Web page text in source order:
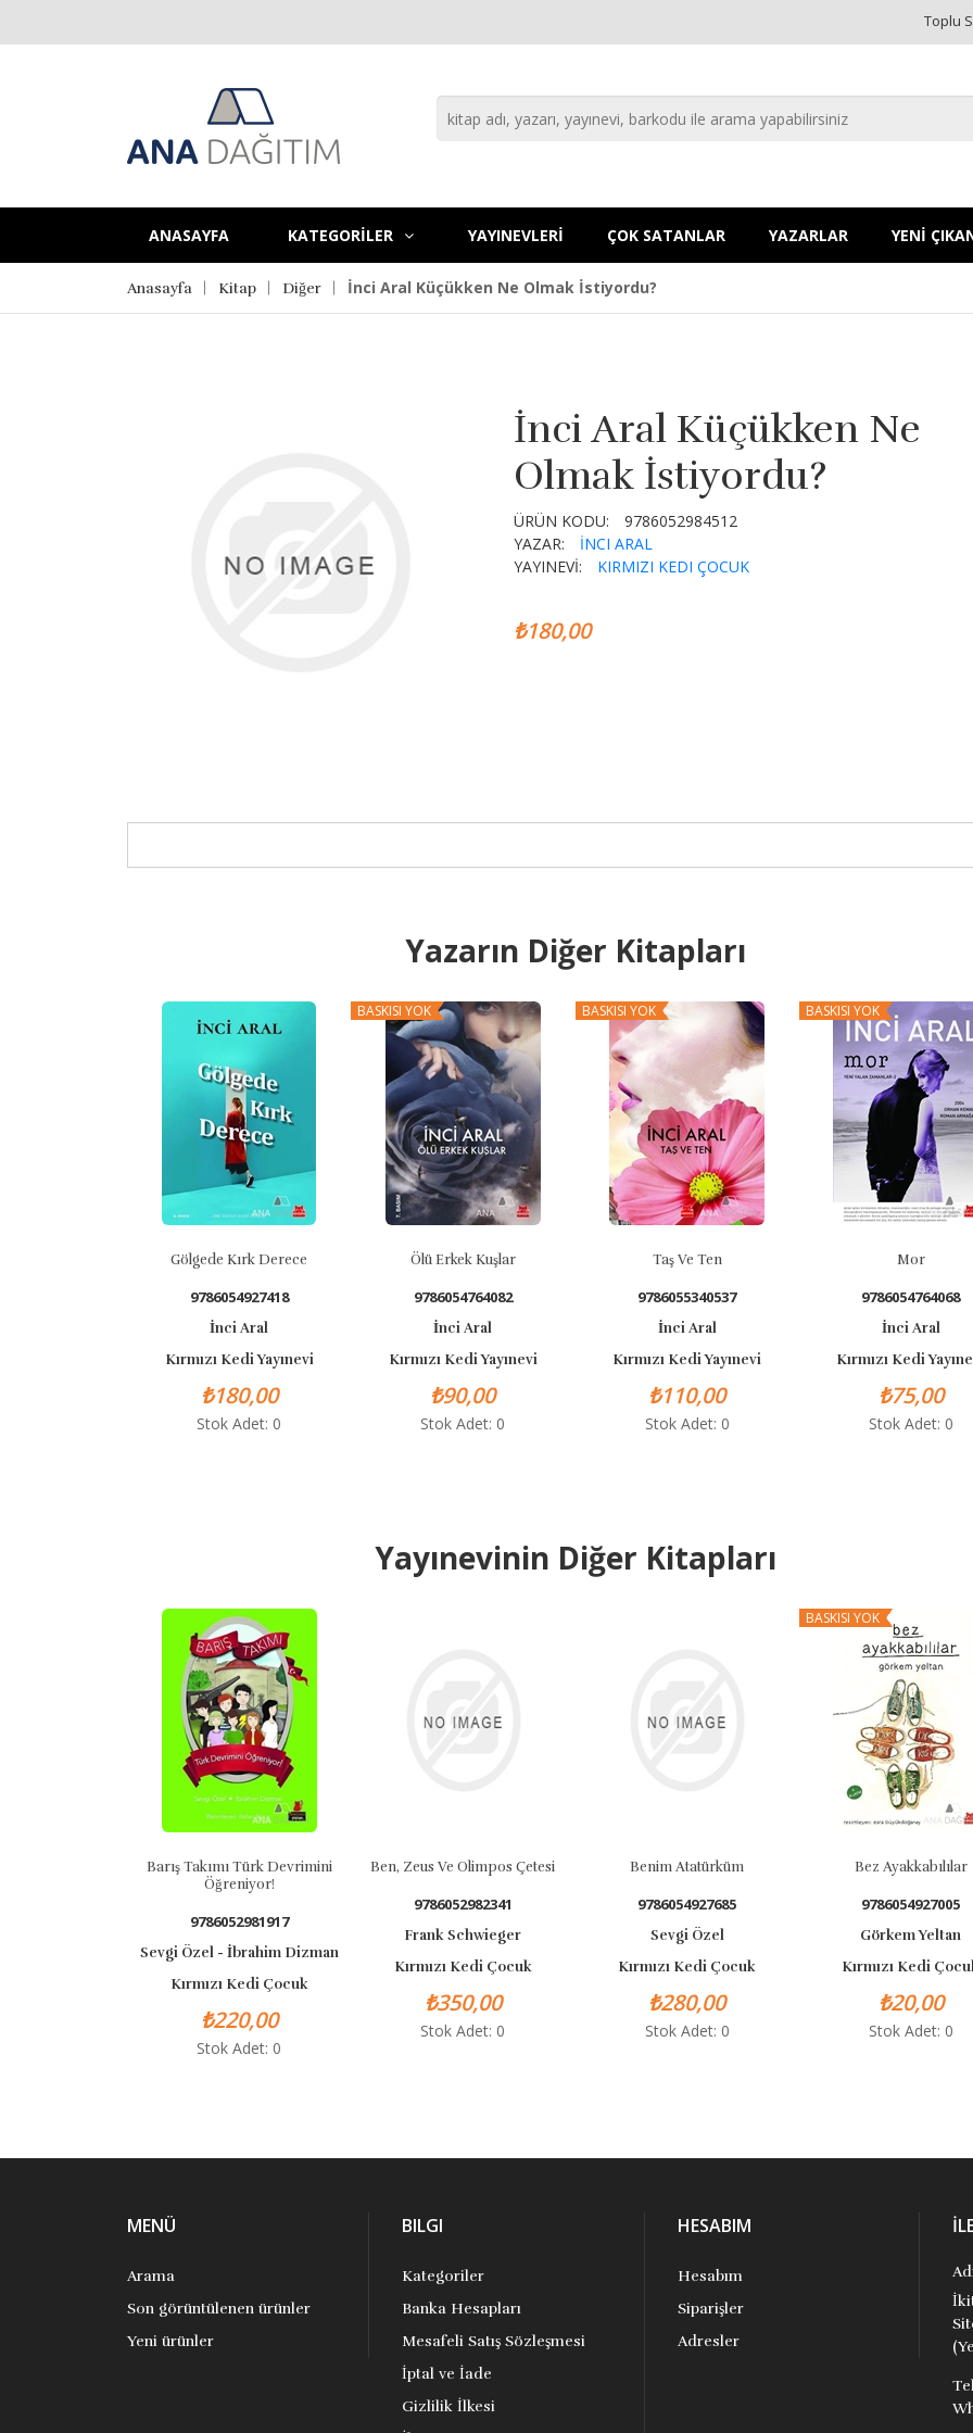
Toplu
ANASAYFA KATEGORİLER YAYINEVLERİ ÇOK SATANLAR YAZARLAR YENİ
Anasayfa Kitap Diğer İnci Aral Küçükken Ne Olmak İstiyordu?
İnci Aral Küçükken Ne
Olmak İstiyordu?
ÜRÜN KODU:
9786052984512
YAZAR:
İNCI ARAL
YAYINEVİ:
KIRMIZI KEDI ÇOCUK
₺180,00
Yazarın Diğer Kitapları
Gölgede Kırk Derece
9786054927418
İnci Aral
Kırmızı Kedi Yayınevi
₺180,00
Stok Adet: 0
BASKISI YOK
Ölü Erkek Kuşlar
9786054764082
İnci Aral
Kırmızı Kedi Yayınevi
₺90,00
Stok Adet: 0
BASKISI YOK
Taş Ve Ten
9786055340537
İnci Aral
Kırmızı Kedi Yayınevi
₺110,00
Stok Adet: 0
BASKISI YOK
9786054764068
İnci Aral
Kırmızı Kedi Yayınevi
₺75,00
Stok Adet: 0
Yayınevinin Diğer Kitapları
Barış Takımı Türk Devrimini
Öğreniyor!
9786052981917
Sevgi Özel - İbrahim Dizman
Kırmızı Kedi Çocuk
₺220,00
Stok Adet: 0
Ben, Zeus Ve Olimpos Çetesi
9786052982341
Frank Schwieger
Kırmızı Kedi Çocuk
₺350,00
Stok Adet: 0
Benim Atatürküm
9786054927685
Sevgi Özel
Kırmızı Kedi Çocuk
₺280,00
Stok Adet: 0
BASKISI YOK
Bez Ayakkabılılar
9786054927005
Görkem Yeltan
Kırmızı Kedi Çocuk
₺20,00
Stok Adet: 0
MENÜ
Arama
Son görüntülenen ürünler
Yeni ürünler
BILGI
Kategoriler
Banka Hesapları
Mesafeli Satış Sözleşmesi
İptal ve İade
Gizlilik İlkesi
HESABIM
Hesabım
Siparişler
Adresler